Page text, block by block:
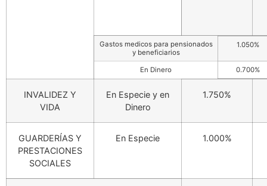
Gastos medicos para pensionados
y beneficiarios
1.050%
En Dinero 0.700%
INVALIDEZ Y
VIDA
En Especie y en
Dinero
1.750%
GUARDERÍAS Y
PRESTACIONES
SOCIALES
En Especie 1.000%